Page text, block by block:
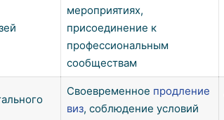
мероприятиях,
присоединение к
профессиональным
сообществам
Своевременное продление
виз, соблюдение условий